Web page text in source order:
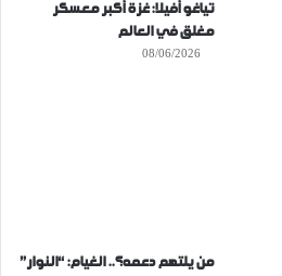
تياغو أفيلا: غزة أكبر معسكر
مغلق في العالم
08/06/2026
من يلتهم دعمه؟.. الغيام: “النوار”